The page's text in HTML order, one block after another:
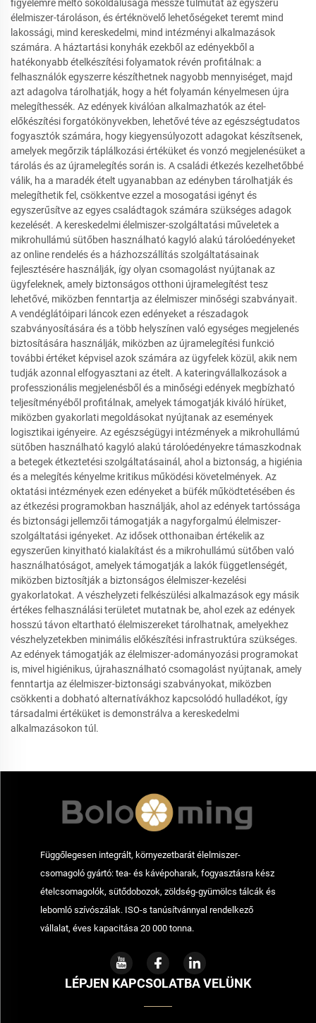
figyelemre méltó sokoldalúsága messze túlmutat az egyszerű
élelmiszer-tároláson, és értéknövelő lehetőségeket teremt mind
lakossági, mind kereskedelmi, mind intézményi alkalmazások
számára. A háztartási konyhák ezekből az edényekből a
hatékonyabb ételkészítési folyamatok révén profitálnak: a
felhasználók egyszerre készíthetnek nagyobb mennyiséget, majd
azt adagolva tárolhatják, hogy a hét folyamán kényelmesen újra
melegíthessék. Az edények kiválóan alkalmazhatók az étel-
előkészítési forgatókönyvekben, lehetővé téve az egészségtudatos
fogyasztók számára, hogy kiegyensúlyozott adagokat készítsenek,
amelyek megőrzik táplálkozási értéküket és vonzó megjelenésüket a
tárolás és az újramelegítés során is. A családi étkezés kezelhetőbbé
válik, ha a maradék ételt ugyanabban az edényben tárolhatják és
melegíthetik fel, csökkentve ezzel a mosogatási igényt és
egyszerűsítve az egyes családtagok számára szükséges adagok
kezelését. A kereskedelmi élelmiszer-szolgáltatási műveletek a
mikrohullámú sütőben használható kagyló alakú tárolóedényeket
az online rendelés és a házhozszállítás szolgáltatásainak
fejlesztésére használják, így olyan csomagolást nyújtanak az
ügyfeleknek, amely biztonságos otthoni újramelegítést tesz
lehetővé, miközben fenntartja az élelmiszer minőségi szabványait.
A vendéglátóipari láncok ezen edényeket a részadagok
szabványosítására és a több helyszínen való egységes megjelenés
biztosítására használják, miközben az újramelegítési funkció
további értéket képvisel azok számára az ügyfelek közül, akik nem
tudják azonnal elfogyasztani az ételt. A kateringvállalkozások a
professzionális megjelenésből és a minőségi edények megbízható
teljesítményéből profitálnak, amelyek támogatják kiváló hírüket,
miközben gyakorlati megoldásokat nyújtanak az események
logisztikai igényeire. Az egészségügyi intézmények a mikrohullámú
sütőben használható kagyló alakú tárolóedényekre támaszkodnak
a betegek étkeztetési szolgáltatásainál, ahol a biztonság, a higiénia
és a melegítés kényelme kritikus működési követelmények. Az
oktatási intézmények ezen edényeket a büfék működtetésében és
az étkezési programokban használják, ahol az edények tartóssága
és biztonsági jellemzői támogatják a nagyforgalmú élelmiszer-
szolgáltatási igényeket. Az idősek otthonaiban értékelik az
egyszerűen kinyitható kialakítást és a mikrohullámú sütőben való
használhatóságot, amelyek támogatják a lakók függetlenségét,
miközben biztosítják a biztonságos élelmiszer-kezelési
gyakorlatokat. A vészhelyzeti felkészülési alkalmazások egy másik
értékes felhasználási területet mutatnak be, ahol ezek az edények
hosszú távon eltartható élelmiszereket tárolhatnak, amelyekhez
vészhelyzetekben minimális előkészítési infrastruktúra szükséges.
Az edények támogatják az élelmiszer-adományozási programokat
is, mivel higiénikus, újrahasználható csomagolást nyújtanak, amely
fenntartja az élelmiszer-biztonsági szabványokat, miközben
csökkenti a dobható alternatívákhoz kapcsolódó hulladékot, így
társadalmi értéküket is demonstrálva a kereskedelmi
alkalmazásokon túl.
Függőlegesen integrált, környezetbarát élelmiszer-
csomagoló gyártó: tea- és kávépoharak, fogyasztásra kész
ételcsomagolók, sütődobozok, zöldség-gyümölcs tálcák és
lebomló szívószálak. ISO-s tanúsítvánnyal rendelkező
vállalat, éves kapacitása 20 000 tonna.
LÉPJEN KAPCSOLATBA VELÜNK